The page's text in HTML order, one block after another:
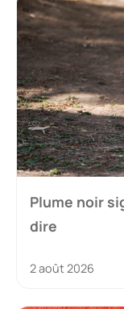
Plume noir
dire
2 août 2026